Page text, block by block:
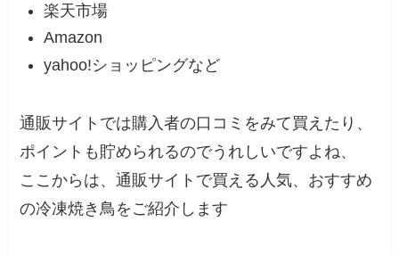
楽天市場
Amazon
yahoo!ショッピングなど
通販サイトでは購入者の口コミをみて買えたり、
ポイントも貯められるのでうれしいですよね、
ここからは、通販サイトで買える人気、おすすめ
の冷凍焼き鳥をご紹介します